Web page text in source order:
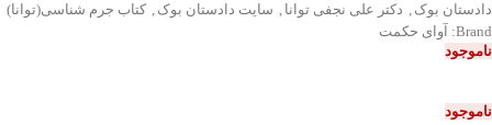
دادستان بوک , دکتر علی نجفی توانا , سایت دادستان بوک , کتاب جرم شناسی(توانا)
Brand:
آوای حکمت
ناموجود
ناموجود